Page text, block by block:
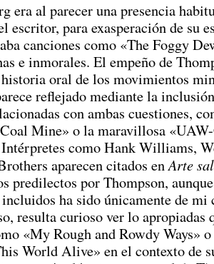
era al parecer una presencia
escritor, para exasperación de su
canciones como «The Foggy
e inmorales. El empeño de
oral de los movimientos
reflejado mediante la
con ambas cuestiones,
Mine» o la maravillosa
como Hank Williams,
aparecen citados enArte
predilectos por Thompson,
ha sido únicamente de mi
resulta curioso ver lo apropiadas
«My Rough and Rowdy Ways»
World Alive» en el contexto de